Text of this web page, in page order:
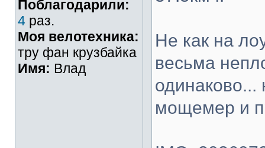
Поблагодарили:
4 раз.
Моя велотехника:
тру фан крузбайка
Имя: Влад
Не как на
весьма
одинаково...
мощемер и